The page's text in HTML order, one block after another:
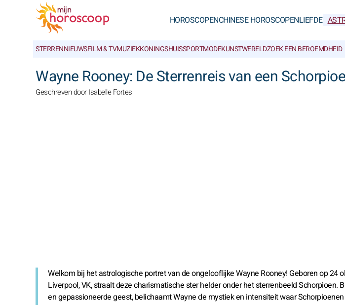
HOROSCOPENCHINESE HOROSCOPENLIEFDE
STERRENNIEUWSFILM & TVMUZIEKKONINGSHUISSPORTMODEKUNSTWERELDZOEK EEN BEROEMDHEID
Wayne Rooney: De Sterrenreis van een
Geschreven door Isabelle Fortes
Welkom bij het astrologische portret van de ongelooflijke Wayne Rooney! Geboren op 24
Liverpool, VK, straalt deze charismatische ster helder onder het sterrenbeeld Schorpioen.
en gepassioneerde geest, belichaamt Wayne de mystiek en intensiteit waar